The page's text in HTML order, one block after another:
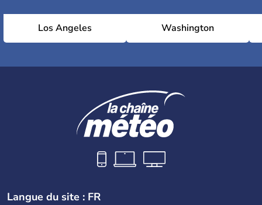
Los Angeles Washington
Langue du site : FR